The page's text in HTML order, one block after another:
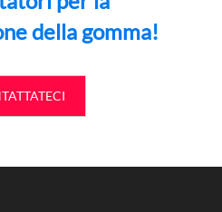
della gomma!